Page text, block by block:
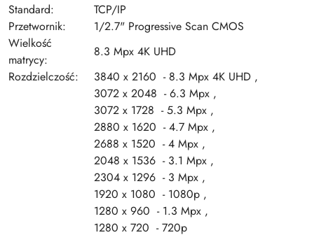
Standard:
TCP/IP
Przetwornik:
1/2.7" Progressive Scan CMOS
Wielkość
matrycy:
8.3 Mpx 4K UHD
Rozdzielczość:
3840 x 2160 - 8.3 Mpx 4K UHD ,
3072 x 2048 - 6.3 Mpx ,
3072 x 1728 - 5.3 Mpx ,
2880 x 1620 - 4.7 Mpx ,
2688 x 1520 - 4 Mpx ,
2048 x 1536 - 3.1 Mpx ,
2304 x 1296 - 3 Mpx ,
1920 x 1080 - 1080p ,
1280 x 960 - 1.3 Mpx ,
1280 x 720 - 720p